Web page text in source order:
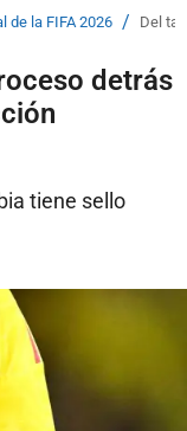
de la FIFA 2026 / Del
detrás
tiene sello